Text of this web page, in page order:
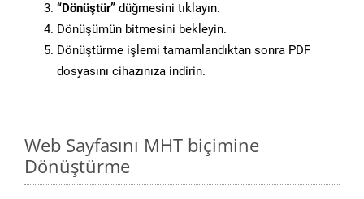
“Dönüştür” düğmesini tıklayın.
Dönüşümün bitmesini bekleyin.
Dönüştürme işlemi tamamlandıktan sonra PDF
dosyasını cihazınıza indirin.
Web Sayfasını MHT biçimine
Dönüştürme